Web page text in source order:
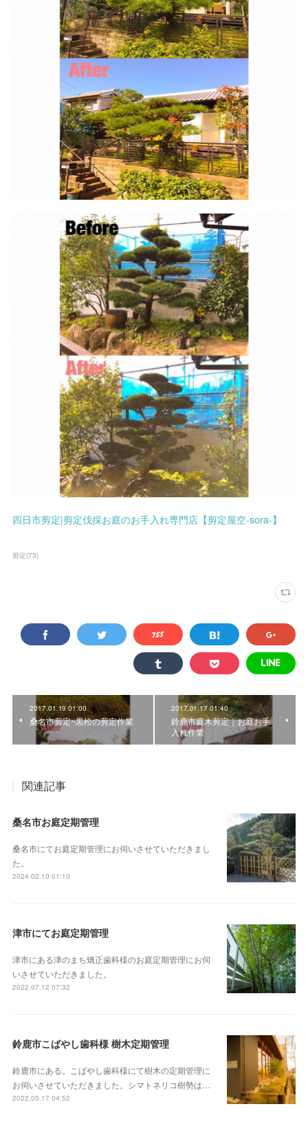
四日市剪定|剪定伐採お庭のお手入れ専門店【剪定屋空-sora-】
剪定(73)
2017.01.19 01:00
桑名市剪定~黒松の剪定作業
2017.01.17 01:40
鈴鹿市庭木剪定｜お庭お手
入れ作業
関連記事
桑名市お庭定期管理
桑名市にてお庭定期管理にお伺いさせていただきまし
た。
2024.02.10 01:10
津市にてお庭定期管理
津市にある津のまち矯正歯科様のお庭定期管理にお伺
いさせていただきました。
2022.07.12 07:32
鈴鹿市こばやし歯科様 樹木定期管理
鈴鹿市にある。こばやし歯科様にて樹木の定期管理に
お伺いさせていただきました。シマトネリコ樹勢は…
2022.05.17 04:52